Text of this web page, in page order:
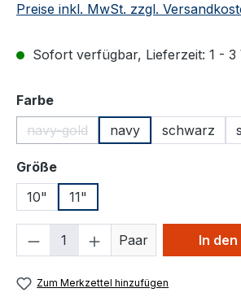
Preise inkl. MwSt. zzgl.
Sofort verfügbar, Lieferzeit: 1 - 3
Farbeauswählen
navy-gold
(Diese Option ist zurzeit nicht
navy schwarz
Größeauswählen
10"
11"
Produkt Anzahl: Gib
Paar In
Zum Merkzettel hinzufügen